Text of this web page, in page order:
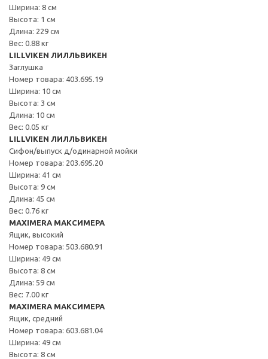
Ширина: 8 см
Высота: 1 см
Длина: 229 см
Вес: 0.88 кг
LILLVIKEN ЛИЛЛЬВИКЕН
Заглушка
Номер товара: 403.695.19
Ширина: 10 см
Высота: 3 см
Длина: 10 см
Вес: 0.05 кг
LILLVIKEN ЛИЛЛЬВИКЕН
Сифон/выпуск д/одинарной мойки
Номер товара: 203.695.20
Ширина: 41 см
Высота: 9 см
Длина: 45 см
Вес: 0.76 кг
MAXIMERA МАКСИМЕРА
Ящик, высокий
Номер товара: 503.680.91
Ширина: 49 см
Высота: 8 см
Длина: 59 см
Вес: 7.00 кг
MAXIMERA МАКСИМЕРА
Ящик, средний
Номер товара: 603.681.04
Ширина: 49 см
Высота: 8 см